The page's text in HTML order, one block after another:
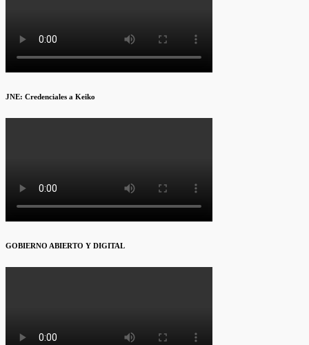
JNE: Credenciales a Keiko
GOBIERNO ABIERTO Y DIGITAL